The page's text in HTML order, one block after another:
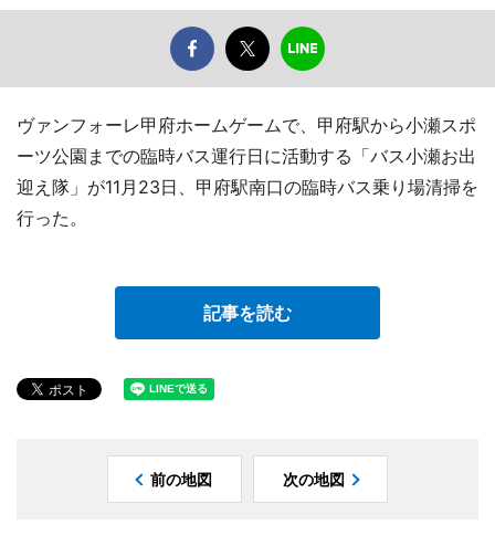
ヴァンフォーレ甲府ホームゲームで、甲府駅から小瀬スポ
ーツ公園までの臨時バス運行日に活動する「バス小瀬お出
迎え隊」が11月23日、甲府駅南口の臨時バス乗り場清掃を
行った。
記事を読む
前の地図 次の地図